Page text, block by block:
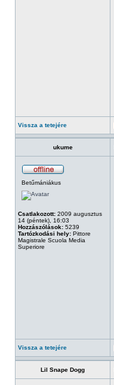
Vissza a tetejére
ukume
Betűmániákus
Csatlakozott: 2009 augusztus
14 (péntek), 16:03
Hozzászólások: 5239
Tartózkodási hely: Pittore
Magistrale Scuola Media
Superiore
Vissza a tetejére
Lil Snape Dogg